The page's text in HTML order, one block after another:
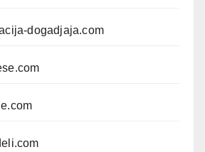
dogadjaja.com